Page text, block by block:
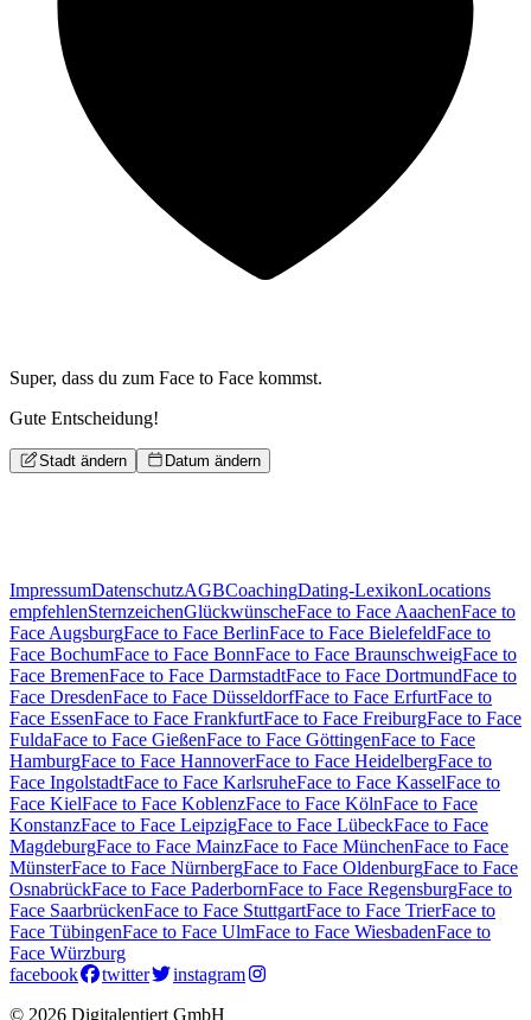
Super, dass du zum Face to Face kommst.
Gute Entscheidung!
Stadt ändern Datum ändern
ImpressumDatenschutzAGBCoachingDating-LexikonLocations
empfehlenSternzeichenGlückwünscheFace to Face AaachenFace to
Face AugsburgFace to Face BerlinFace to Face BielefeldFace to
Face BochumFace to Face BonnFace to Face BraunschweigFace to
Face BremenFace to Face DarmstadtFace to Face DortmundFace to
Face DresdenFace to Face DüsseldorfFace to Face ErfurtFace to
Face EssenFace to Face FrankfurtFace to Face FreiburgFace to Face
FuldaFace to Face GießenFace to Face GöttingenFace to Face
HamburgFace to Face HannoverFace to Face HeidelbergFace to
Face IngolstadtFace to Face KarlsruheFace to Face KasselFace to
Face KielFace to Face KoblenzFace to Face KölnFace to Face
KonstanzFace to Face LeipzigFace to Face LübeckFace to Face
MagdeburgFace to Face MainzFace to Face MünchenFace to Face
MünsterFace to Face NürnbergFace to Face OldenburgFace to Face
OsnabrückFace to Face PaderbornFace to Face RegensburgFace to
Face SaarbrückenFace to Face StuttgartFace to Face TrierFace to
Face TübingenFace to Face UlmFace to Face WiesbadenFace to
Face Würzburg
facebook
twitter
instagram
© 2026 Digitalentiert GmbH